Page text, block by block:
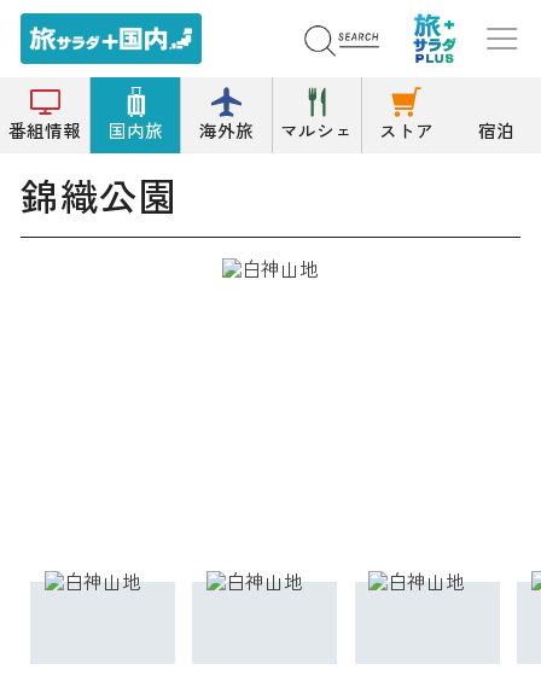
番組情報 国内旅 海外旅 マルシェ ストア 宿泊
トップ 公園/緑地 錦織公園
錦織公園